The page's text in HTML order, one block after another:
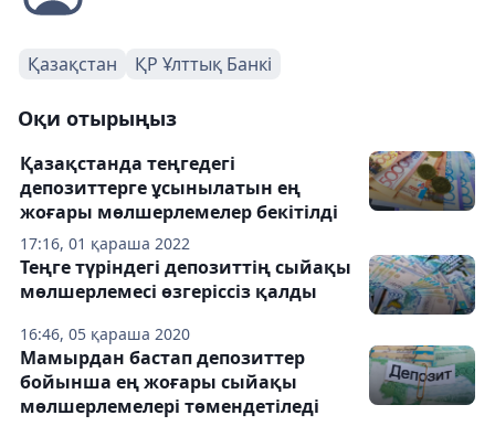
Қазақстан ҚР Ұлттық Банкі
Оқи отырыңыз
17:16, 01 қараша 2022
Қазақстанда теңгедегі
депозиттерге ұсынылатын ең
жоғары мөлшерлемелер бекітілді
16:46, 05 қараша 2020
Теңге түріндегі депозиттің сыйақы
мөлшерлемесі өзгеріссіз қалды
Мамырдан бастап депозиттер
бойынша ең жоғары сыйақы
мөлшерлемелері төмендетіледі